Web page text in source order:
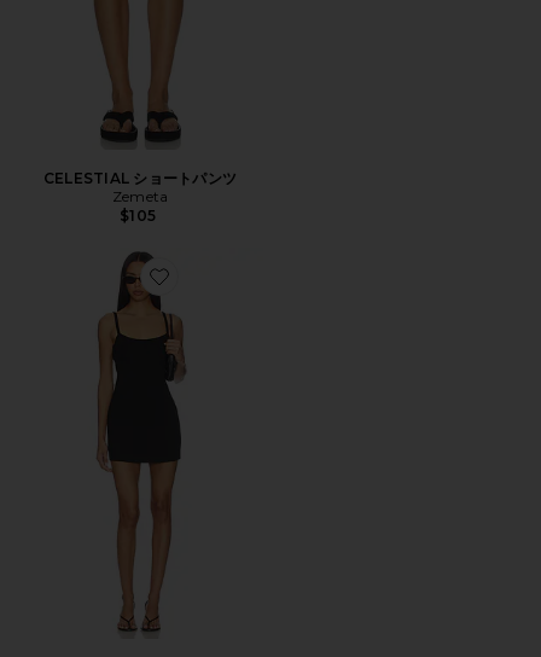
CELESTIAL ショートパンツ
Zemeta
$105
Favorite RHEA ミニドレス